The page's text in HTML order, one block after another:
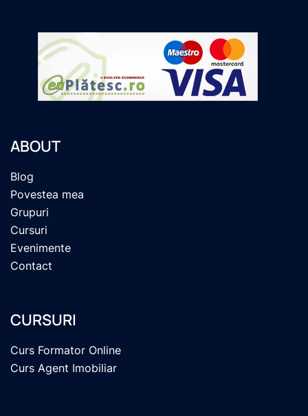
ABOUT
Blog
Povestea mea
Grupuri
Cursuri
Evenimente
Contact
CURSURI
Curs Formator Online
Curs Agent Imobiliar